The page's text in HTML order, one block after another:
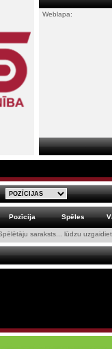
Weblapa:
Pozīcija Spēles
saraksts... lūdzu uzgaidiet